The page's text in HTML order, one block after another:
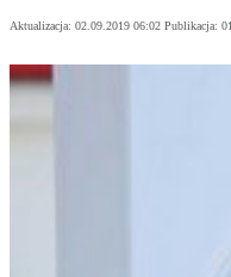
Aktualizacja: 02.09.2019 06:02 Publikacja: